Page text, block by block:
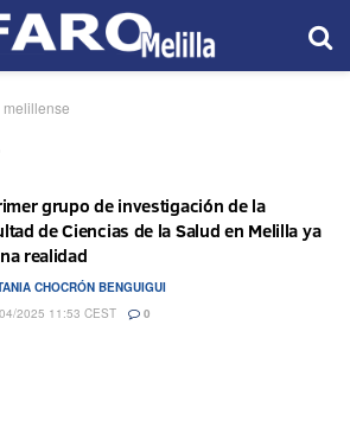
grupo de investigación de la
de Ciencias de la Salud en Melilla ya
realidad
CHOCRÓN BENGUIGUI
2025 11:53 CEST
0